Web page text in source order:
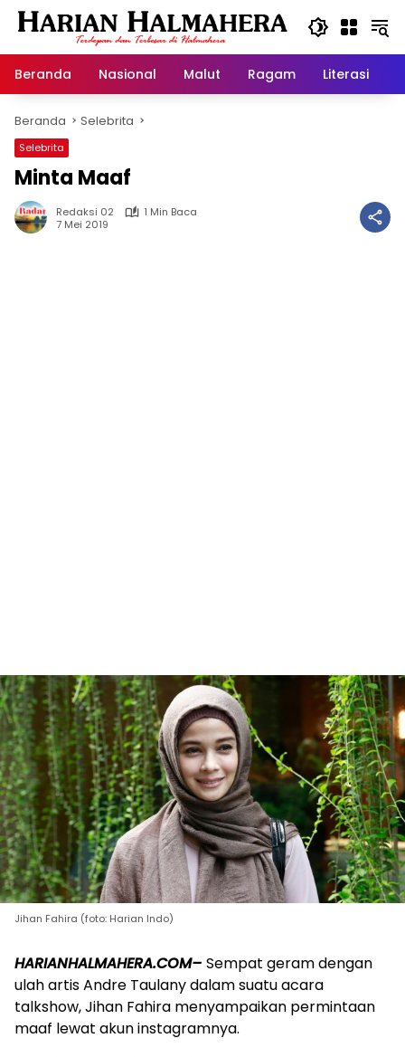
Langsung
Beranda
Nasional Malut Ragam Literasi
Beranda Selebrita
Selebrita
Minta Maaf
Redaksi 02
1 Min Baca
7 Mei 2019
Jihan Fahira (foto: Harian Indo)
HARIANHALMAHERA.COM– Sempat geram dengan
ulah artis Andre Taulany dalam suatu acara
talkshow, Jihan Fahira menyampaikan permintaan
maaf lewat akun instagramnya.